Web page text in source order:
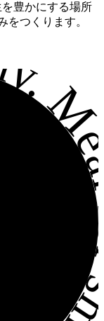
豊かにする場所
をつくります。